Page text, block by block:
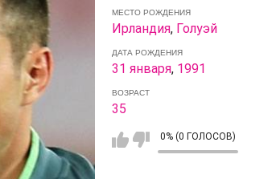
МЕСТО РОЖДЕНИЯ
Ирландия, Голуэй
ДАТА РОЖДЕНИЯ
31 января, 1991
ВОЗРАСТ
35
0% (0 ГОЛОСОВ)